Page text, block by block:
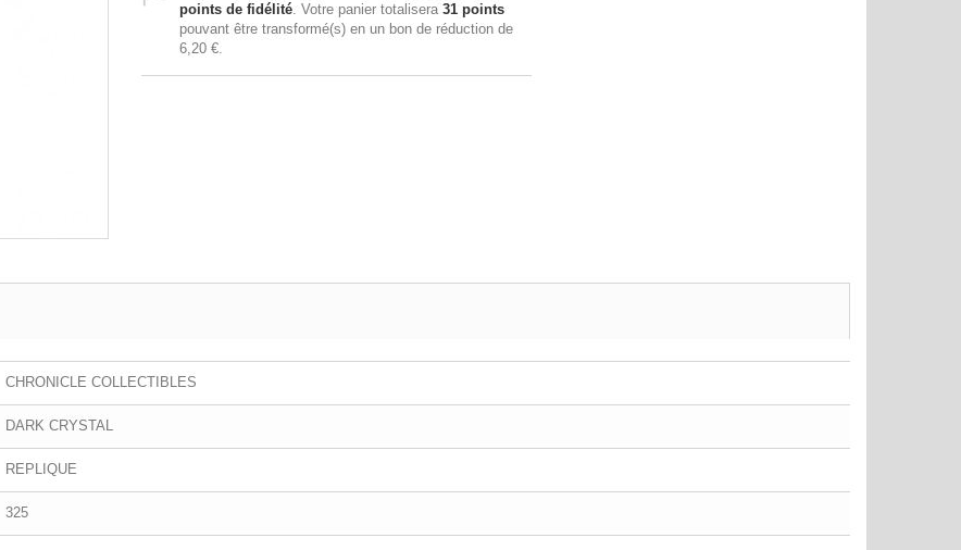
points de fidélité. Votre panier totalisera 31points
pouvant être transformé(s) en un bon de réduction de
6,20 €.
CHRONICLE COLLECTIBLES
DARK CRYSTAL
REPLIQUE
325